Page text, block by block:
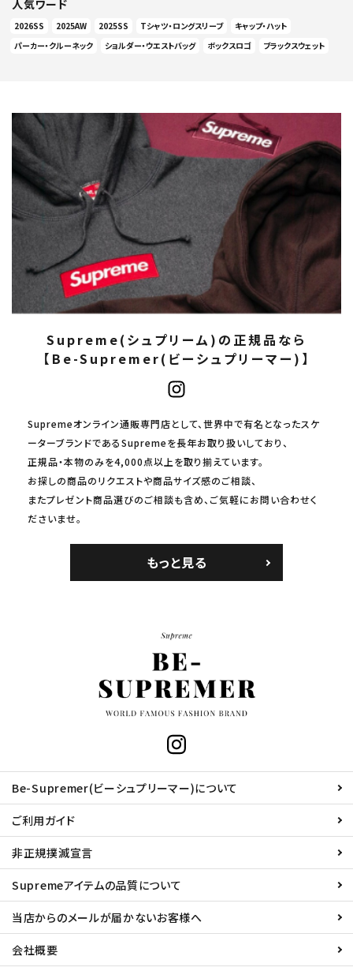
人気ワード
2026SS 2025AW 2025SS Tシャツ・ロングスリーブ
キャップ・ハット
パーカー・クルーネック
ショルダー・ウエストバッグ ボックスロゴ ブラックスウェット
Supreme(シュプリーム)の正規品なら
【Be-Supremer(ビーシュプリーマー)】
Supremeオンライン通販専門店として、世界中で有名となったスケ
ーターブランドであるSupremeを長年お取り扱いしており、
正規品・本物のみを4,000点以上を取り揃えています。
お探しの商品のリクエストや商品サイズ感のご相談、
またプレゼント商品選びのご相談も含め、ご気軽にお問い合わせく
ださいませ。
もっと見る
Be-Supremer(ビーシュプリーマー)について
ご利用ガイド
非正規撲滅宣言
Supremeアイテムの品質について
当店からのメールが届かないお客様へ
会社概要